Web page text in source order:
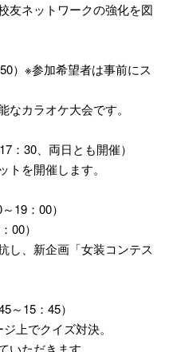
友ネットワークの強化を図
）※参加希望者は事前にス
カラオケ大会です。
：30、両日とも開催）
を開催します。
19：00）
00）
し、新企画「女装コンテス
～15：45）
上でクイズ対決。
いただきます。